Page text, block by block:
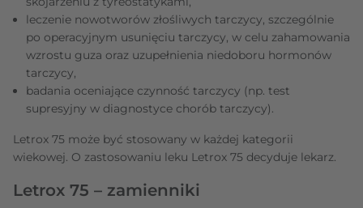
leczenie nowotworów złośliwych tarczycy, szczególnie
po operacyjnym usunięciu tarczycy, w celu zahamowania
wzrostu guza oraz uzupełnienia niedoboru hormonów
tarczycy,
badania oceniające czynność tarczycy (np. test
supresyjny w diagnostyce chorób tarczycy).
Letrox 75 może być stosowany w każdej kategorii
wiekowej. O zastosowaniu leku Letrox 75 decyduje lekarz.
Letrox 75 – zamienniki